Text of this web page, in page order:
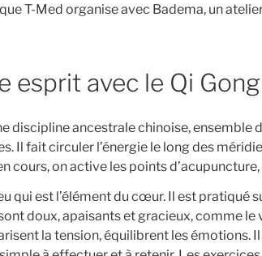
T-Med organise avec Badema, un
esprit avec le Qi Gong
discipline ancestrale chinoise,
Il fait circuler l’énergie le long des
cours, on active les points
qui est l’élément du cœur. Il est
doux, apaisants et gracieux, comme
la tension, équilibrent les émotions.